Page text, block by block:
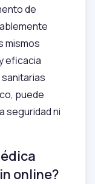
de
mismos
eficacia
puede
seguridad ni
online?